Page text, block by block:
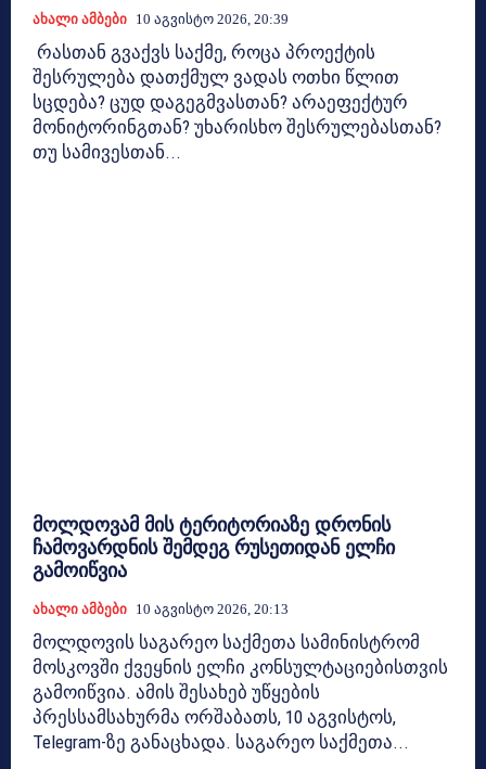
Ახალი Ამბები 10 Აგვისტო 2026, 20:39
რასთან გვაქვს საქმე, როცა პროექტის
შესრულება დათქმულ ვადას ოთხი წლით
სცდება? ცუდ დაგეგმვასთან? არაეფექტურ
მონიტორინგთან? უხარისხო შესრულებასთან?
თუ სამივესთან...
მოლდოვამ მის ტერიტორიაზე დრონის
ჩამოვარდნის შემდეგ რუსეთიდან ელჩი
გამოიწვია
Ახალი Ამბები 10 Აგვისტო 2026, 20:13
მოლდოვის საგარეო საქმეთა სამინისტრომ
მოსკოვში ქვეყნის ელჩი კონსულტაციებისთვის
გამოიწვია. ამის შესახებ უწყების
პრესსამსახურმა ორშაბათს, 10 აგვისტოს,
Telegram-ზე განაცხადა. საგარეო საქმეთა...